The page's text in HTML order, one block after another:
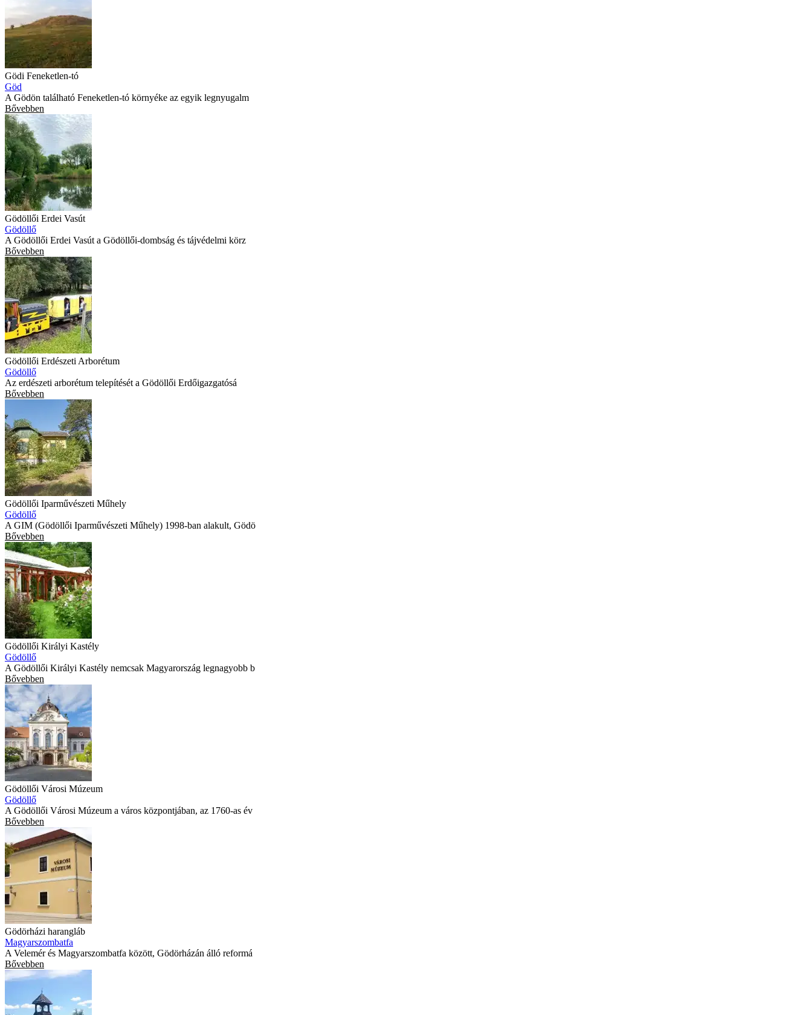
Gödi Feneketlen-tó
Göd
A Gödön található Feneketlen-tó környéke az egyik legnyugalm
Bővebben
Gödöllői Erdei Vasút
Gödöllő
A Gödöllői Erdei Vasút a Gödöllői-dombság és tájvédelmi körz
Bővebben
Gödöllői Erdészeti Arborétum
Gödöllő
Az erdészeti arborétum telepítését a Gödöllői Erdőigazgatósá
Bővebben
Gödöllői Iparművészeti Műhely
Gödöllő
A GIM (Gödöllői Iparművészeti Műhely) 1998-ban alakult, Gödö
Bővebben
Gödöllői Királyi Kastély
Gödöllő
A Gödöllői Királyi Kastély nemcsak Magyarország legnagyobb b
Bővebben
Gödöllői Városi Múzeum
Gödöllő
A Gödöllői Városi Múzeum a város központjában, az 1760-as év
Bővebben
Gödörházi harangláb
Magyarszombatfa
A Velemér és Magyarszombatfa között, Gödörházán álló reformá
Bővebben